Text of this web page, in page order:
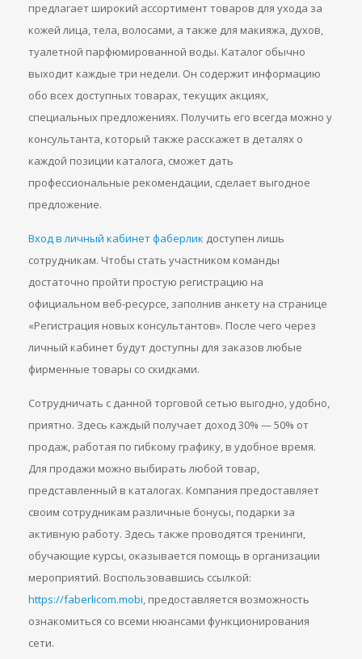
предлагает широкий ассортимент товаров для ухода за
кожей лица, тела, волосами, а также для макияжа, духов,
туалетной парфюмированной воды. Каталог обычно
выходит каждые три недели. Он содержит информацию
обо всех доступных товарах, текущих акциях,
специальных предложениях. Получить его всегда можно у
консультанта, который также расскажет в деталях о
каждой позиции каталога, сможет дать
профессиональные рекомендации, сделает выгодное
предложение.
Вход в личный кабинет фаберлик доступен лишь
сотрудникам. Чтобы стать участником команды
достаточно пройти простую регистрацию на
официальном веб-ресурсе, заполнив анкету на странице
«Регистрация новых консультантов». После чего через
личный кабинет будут доступны для заказов любые
фирменные товары со скидками.
Сотрудничать с данной торговой сетью выгодно, удобно,
приятно. Здесь каждый получает доход 30% — 50% от
продаж, работая по гибкому графику, в удобное время.
Для продажи можно выбирать любой товар,
представленный в каталогах. Компания предоставляет
своим сотрудникам различные бонусы, подарки за
активную работу. Здесь также проводятся тренинги,
обучающие курсы, оказывается помощь в организации
мероприятий. Воспользовавшись ссылкой:
https://faberlicom.mobi, предоставляется возможность
ознакомиться со всеми нюансами функционирования
сети.